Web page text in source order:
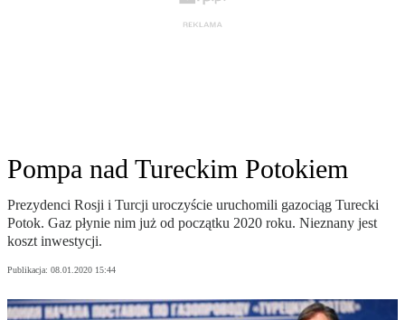
Pompa nad Tureckim Potokiem
Prezydenci Rosji i Turcji uroczyście uruchomili gazociąg Turecki
Potok. Gaz płynie nim już od początku 2020 roku. Nieznany jest
koszt inwestycji.
Publikacja: 08.01.2020 15:44